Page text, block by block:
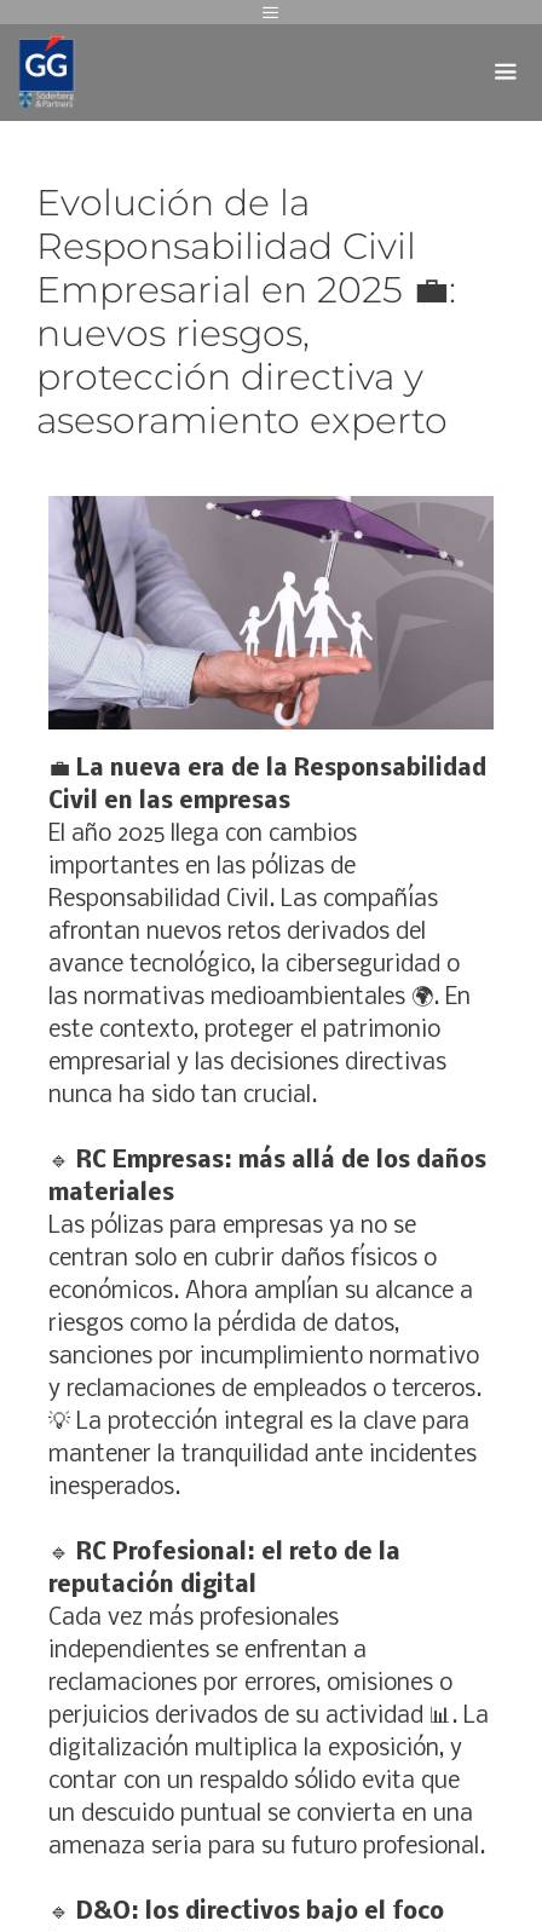
Evolución de la
Responsabilidad Civil
Empresarial en 2025 💼:
nuevos riesgos,
protección directiva y
asesoramiento experto
💼 La nueva era de la Responsabilidad
Civil en las empresas
El año 2025 llega con cambios
importantes en las pólizas de
Responsabilidad Civil. Las compañías
afrontan nuevos retos derivados del
avance tecnológico, la ciberseguridad o
las normativas medioambientales 🌍. En
este contexto, proteger el patrimonio
empresarial y las decisiones directivas
nunca ha sido tan crucial.
🔹
RC Empresas: más allá de los daños
materiales
Las pólizas para empresas ya no se
centran solo en cubrir daños físicos o
económicos. Ahora amplían su alcance a
riesgos como la pérdida de datos,
sanciones por incumplimiento normativo
y reclamaciones de empleados o terceros.
💡 La protección integral es la clave para
mantener la tranquilidad ante incidentes
inesperados.
🔹
RC Profesional: el reto de la
reputación digital
Cada vez más profesionales
independientes se enfrentan a
reclamaciones por errores, omisiones o
perjuicios derivados de su actividad 📊. La
digitalización multiplica la exposición, y
contar con un respaldo sólido evita que
un descuido puntual se convierta en una
amenaza seria para su futuro profesional.
🔹
D&O: los directivos bajo el foco